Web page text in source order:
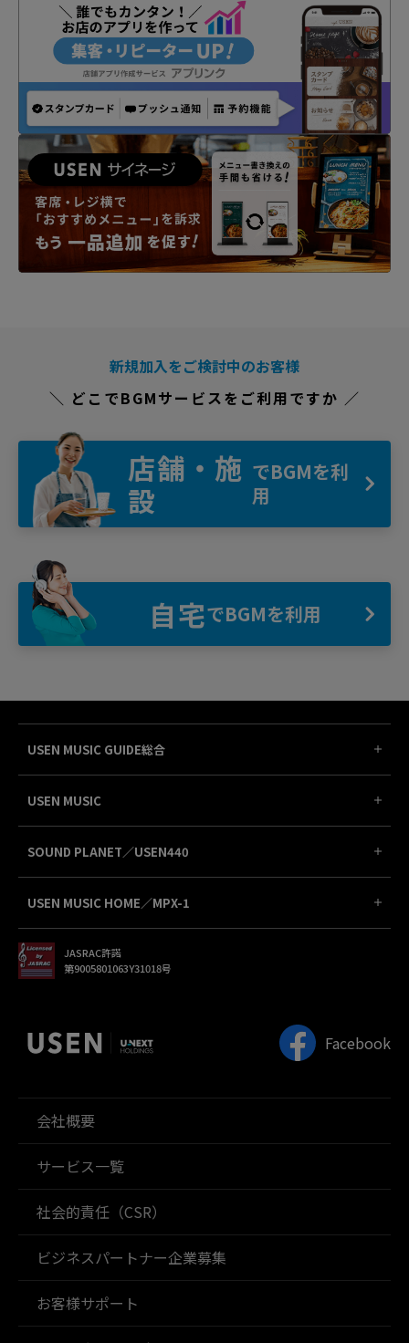
新規加入をご検討中のお客様
＼ どこでBGMサービスをご利用ですか ／
店舗・施
設
でBGMを利
用
自宅でBGMを利用
USEN MUSIC GUIDE総合
USEN MUSIC
SOUND PLANET／USEN440
USEN MUSIC HOME／MPX-1
JASRAC許諾
第9005801063Y31018号
Facebook
会社概要
サービス一覧
社会的責任（CSR）
ビジネスパートナー企業募集
お客様サポート